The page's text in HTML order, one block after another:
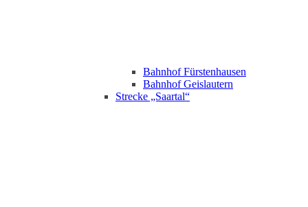
Bahnhof Fürstenhausen
Bahnhof Geislautern
Strecke „Saartal“